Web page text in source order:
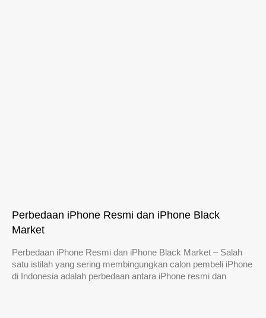
Perbedaan iPhone Resmi dan iPhone Black
Market
Perbedaan iPhone Resmi dan iPhone Black Market – Salah
satu istilah yang sering membingungkan calon pembeli iPhone
di Indonesia adalah perbedaan antara iPhone resmi dan